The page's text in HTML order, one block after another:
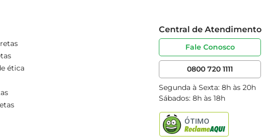
ética
Central de Atendimento
Fale Conosco
0800 720 1111
Segunda à Sexta: 8h às 20h
Sábados: 8h às 18h